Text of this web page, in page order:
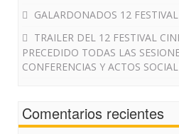
GALARDONADOS 12
TRAILER DEL 12 FESTIVAL
PRECEDIDO TODAS LAS
CONFERENCIAS Y ACTOS
Comentarios recientes